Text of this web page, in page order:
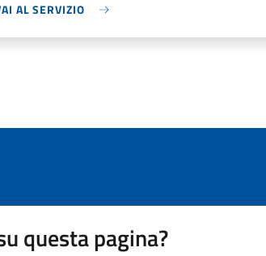
AL SERVIZIO
questa pagina?